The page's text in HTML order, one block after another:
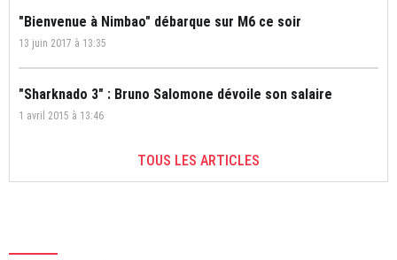
"Bienvenue à Nimbao" débarque sur M6 ce soir
13 juin 2017 à 13:35
"Sharknado 3" : Bruno Salomone dévoile son salaire
1 avril 2015 à 13:46
TOUS LES ARTICLES